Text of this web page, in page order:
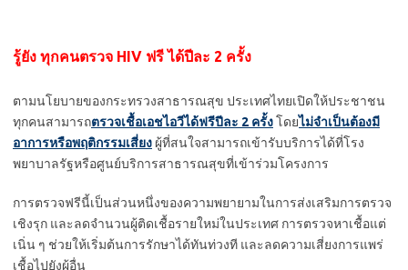
รู้ยัง ทุกคนตรวจ HIV ฟรี ได้ปีละ 2 ครั้ง
ตามนโยบายของกระทรวงสาธารณสุข ประเทศไทยเปิดให้ประชาชน
ทุกคนสามารถตรวจเชื้อเอชไอวีได้ฟรีปีละ 2 ครั้งโดยไม่จำเป็นต้องมี
อาการหรือพฤติกรรมเสี่ยง ผู้ที่สนใจสามารถเข้ารับบริการได้ที่โรง
พยาบาลรัฐหรือศูนย์บริการสาธารณสุขที่เข้าร่วมโครงการ
การตรวจฟรีนี้เป็นส่วนหนึ่งของความพยายามในการส่งเสริมการตรวจ
เชิงรุก และลดจำนวนผู้ติดเชื้อรายใหม่ในประเทศ การตรวจหาเชื้อแต่
เนิ่น ๆ ช่วยให้เริ่มต้นการรักษาได้ทันท่วงที และลดความเสี่ยงการแพร่
เชื้อไปยังผู้อื่น